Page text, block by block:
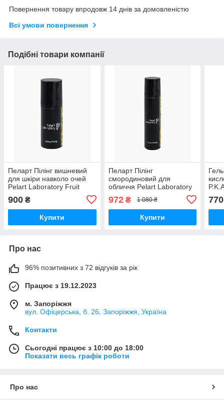
Повернення товару впродовж 14 днів за домовленістю
Всі умови повернення
Подібні товари компанії
Пеларт Пілінг вишневий
для шкіри навколо очей
Pelart Laboratory Fruit
Series Cherry Peeling, 50
мл
900 ₴
Купити
Пеларт Пілінг
смородиновий для
обличчя Pelart Laboratory
Peeling, 100 мл
972₴ 1 080 ₴
Купити
770
Про нас
96% позитивних з 72 відгуків за рік
Працює з 19.12.2023
м. Запоріжжя
вул. Офіцерська, б. 26, Запоріжжя, Україна
Контакти
Сьогодні працює з 10:00 до 18:00
Показати весь графік роботи
Про нас